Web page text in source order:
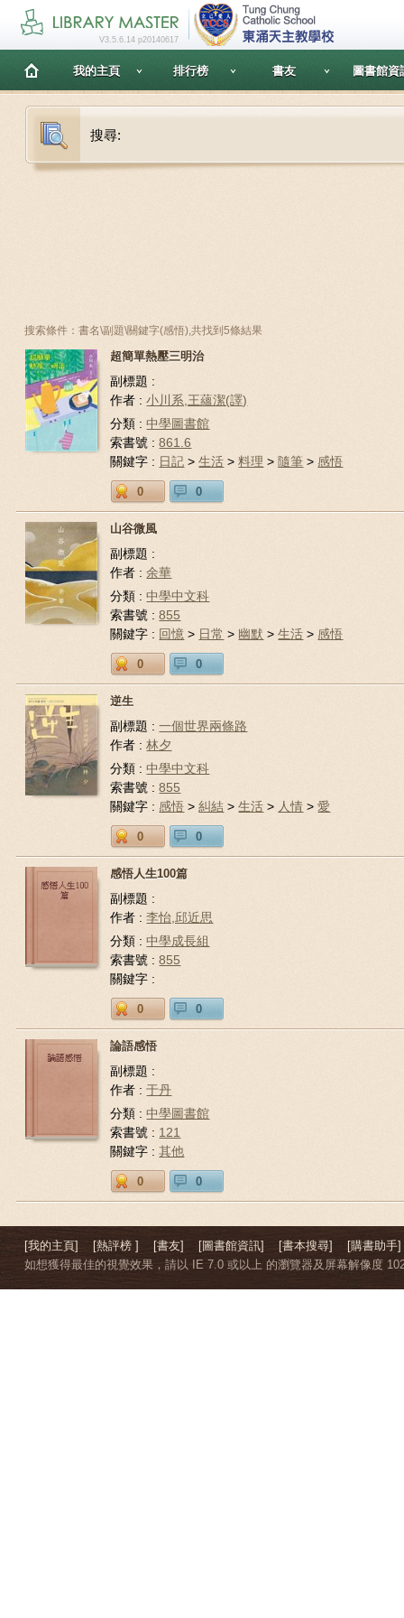
V3.5.6.14 p20140617
我的主頁 排行榜 書友 圖書館資
搜尋:
搜索條件：書名\副題\關鍵字(感悟),共找到5條結果
超簡單熱壓三明治
副標題 :
作者 :小川系,王蘊潔(譯)
分類 :中學圖書館
索書號 :861.6
關鍵字 : 日記 >生活 >料理 > 隨筆 > 感悟
0 0
山谷微風
副標題 :
作者 :余華
分類 :中學中文科
索書號 :855
關鍵字 : 回憶 > 日常 > 幽默 >生活 > 感悟
0 0
逆生
副標題 :一個世界兩條路
作者 :林夕
分類 :中學中文科
索書號 :855
關鍵字 : 感悟 >糾結 >生活 > 人情 >愛
0 0
感悟人生100篇
副標題 :
作者 :李怡,邱近思
分類 :中學成長組
索書號 :855
關鍵字 :
0 0
論語感悟
副標題 :
作者 :于丹
分類 :中學圖書館
索書號 : 121
關鍵字 :其他
0 0
[我的主頁] [熱評榜 ] [書友] [圖書館資訊] [書本搜尋]
[購書助手]
如想獲得最佳的視覺效果，請以 IE 7.0 或以上 的瀏覽器及屏幕解像度